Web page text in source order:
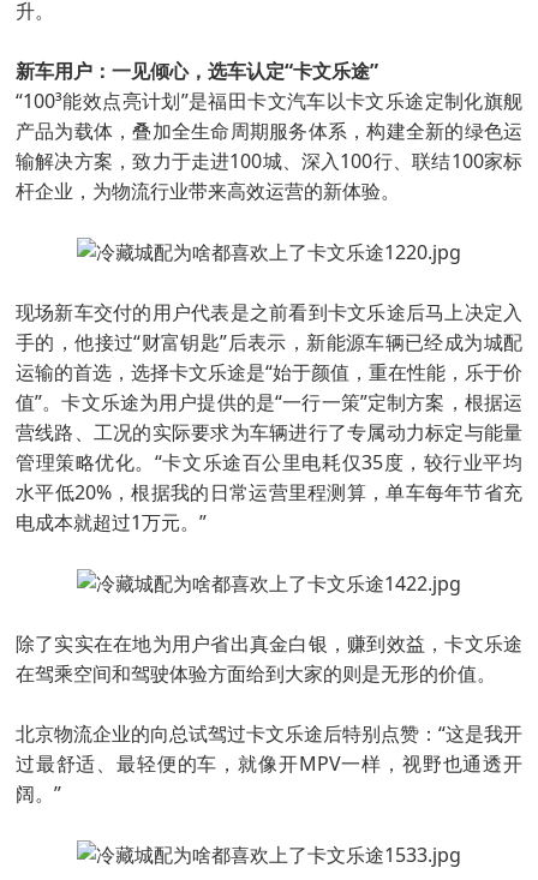
升。
新车用户：一见倾心，选车认定“卡文乐途”
“100³能效点亮计划”是福田卡文汽车以卡文乐途定制化旗舰
产品为载体，叠加全生命周期服务体系，构建全新的绿色运
输解决方案，致力于走进100城、深入100行、联结100家标
杆企业，为物流行业带来高效运营的新体验。
现场新车交付的用户代表是之前看到卡文乐途后马上决定入
手的，他接过“财富钥匙”后表示，新能源车辆已经成为城配
运输的首选，选择卡文乐途是“始于颜值，重在性能，乐于价
值”。卡文乐途为用户提供的是“一行一策”定制方案，根据运
营线路、工况的实际要求为车辆进行了专属动力标定与能量
管理策略优化。“卡文乐途百公里电耗仅35度，较行业平均
水平低20%，根据我的日常运营里程测算，单车每年节省充
电成本就超过1万元。”
除了实实在在地为用户省出真金白银，赚到效益，卡文乐途
在驾乘空间和驾驶体验方面给到大家的则是无形的价值。
北京物流企业的向总试驾过卡文乐途后特别点赞：“这是我开
过最舒适、最轻便的车，就像开MPV一样，视野也通透开
阔。”